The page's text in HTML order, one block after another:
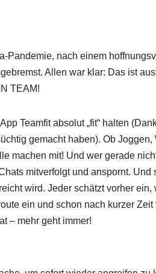
Pandemie, nach einem
Allen war klar: Das ist
TEAM!
Teamfit absolut „fit“ halten
gemacht haben). Ob Joggen,
machen mit! Und wer gerade
mitverfolgt und anspornt. Und
wird. Jeder schätzt vorher ein,
ein und schon nach kurzer Zeit
– mehr geht immer!